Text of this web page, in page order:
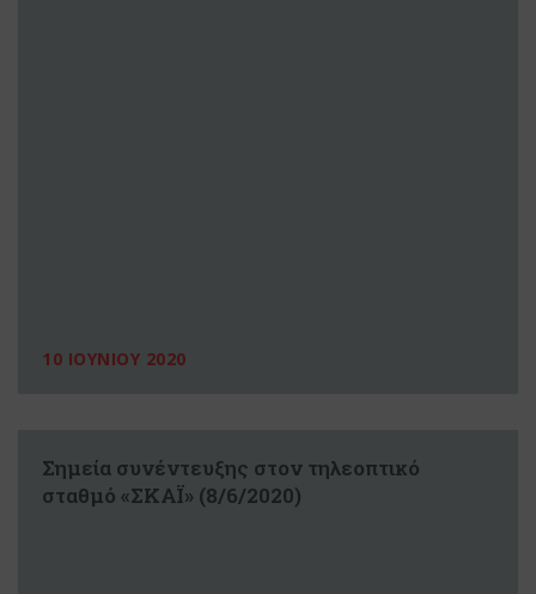
10 ΙΟΥΝΙΟΥ 2020
Σημεία συνέντευξης στον τηλεοπτικό
σταθμό «ΣΚΑΪ» (8/6/2020)